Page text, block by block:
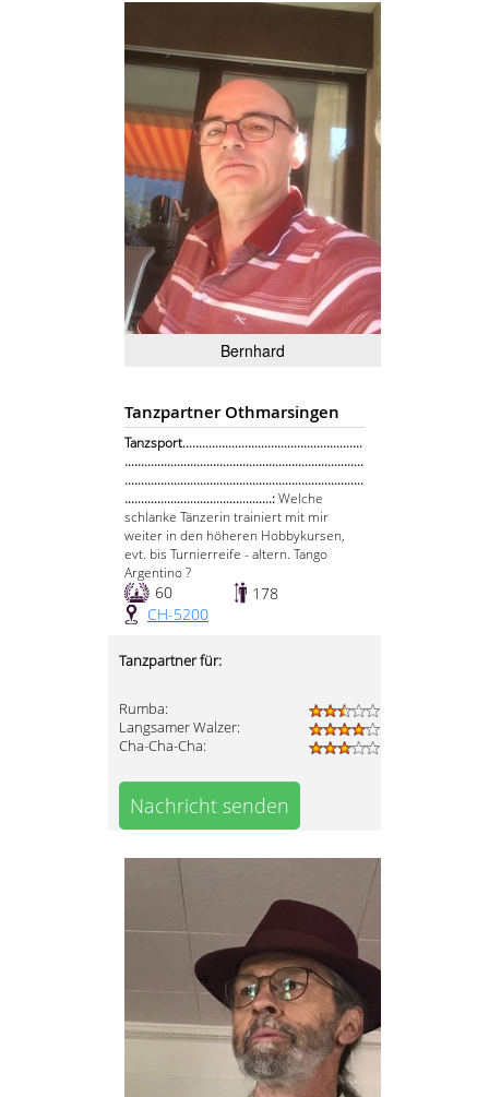
Bernhard
Tanzpartner Othmarsingen
Tanzsport.......................................................
.........................................................................
.........................................................................
.............................................:Welche
schlanke Tänzerin trainiert mit mir
weiter in den höheren Hobbykursen,
evt. bis Turnierreife - altern. Tango
Argentino ?
60
178
CH-5200
Tanzpartner für:
Rumba:
Langsamer Walzer:
Cha-Cha-Cha:
Nachricht senden